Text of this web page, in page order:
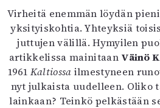
Levyt
Kuvataide
Kirjat
In
Arkisto
Virheitä enemmän löydän
yksityiskohtia. Yhteyksiä
juttujen välillä. Hymyilen
artikkelissa mainitaan Väinö
1961 Kaltiossa ilmestyneen
nyt julkaista uudelleen. Oliko
lainkaan? Teinkö pelkästään